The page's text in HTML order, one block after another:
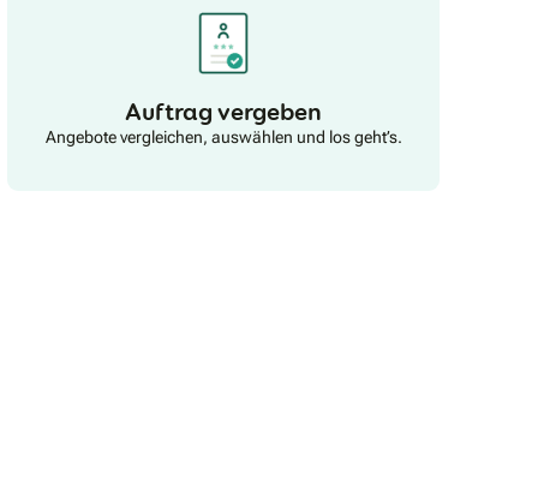
Auftrag vergeben
Angebote vergleichen, auswählen und los geht’s.